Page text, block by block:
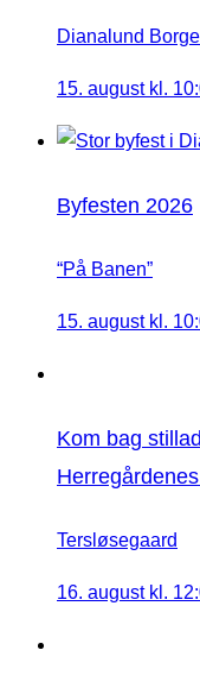
Dianalund
15. august kl.
Byfesten 2026
“På Banen”
15. august kl.
Kom bag
Tersløsegaard
16. august kl.